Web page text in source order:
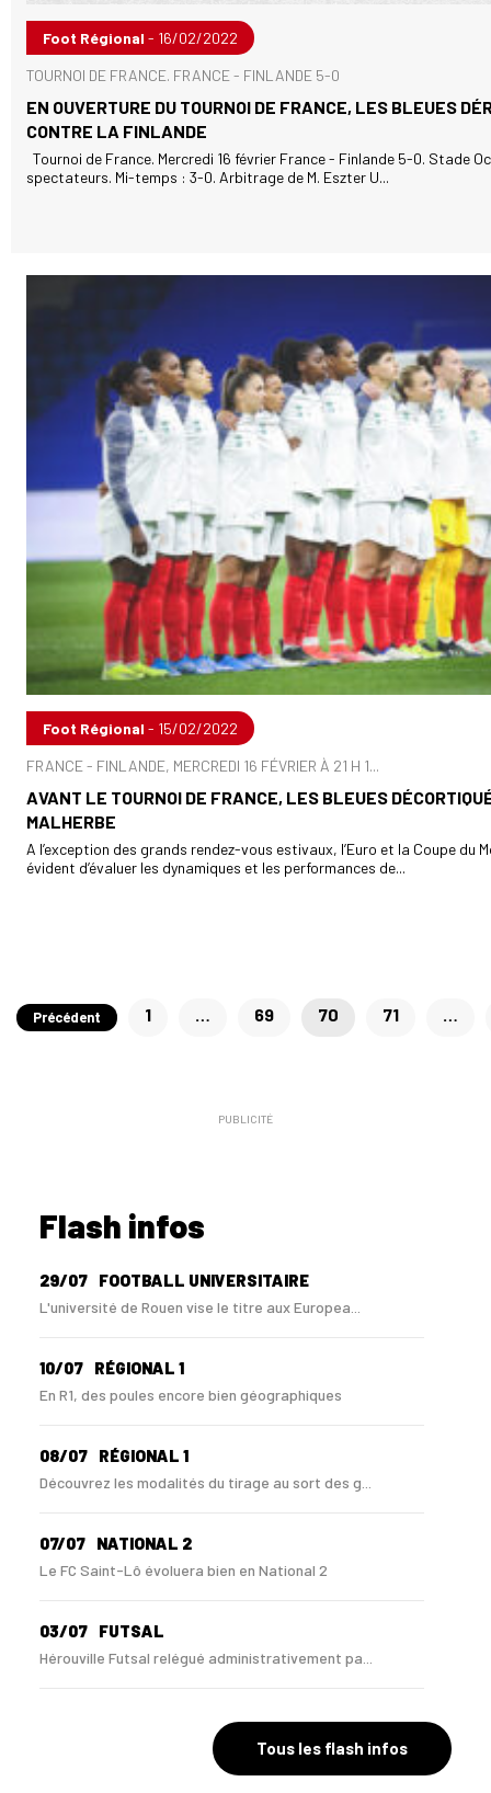
Foot Régional - 16/02/2022
TOURNOI DE FRANCE. FRANCE - FINLANDE 5-0
EN OUVERTURE DU TOURNOI DE FRANCE, LES BLEUES
CONTRE LA FINLANDE
Tournoi de France. Mercredi 16 février France - Finlande 5-0. Stade
spectateurs. Mi-temps : 3-0. Arbitrage de M. Eszter U...
Foot Régional - 15/02/2022
FRANCE - FINLANDE, MERCREDI 16 FÉVRIER À 21 H 1...
AVANT LE TOURNOI DE FRANCE, LES BLEUES
MALHERBE
A l’exception des grands rendez-vous estivaux, l’Euro et la Coupe du
évident d’évaluer les dynamiques et les performances de...
Pagination
Précédent 1 … 69 70 71 …
PUBLICITÉ
Flash infos
29/07 FOOTBALL UNIVERSITAIRE
L'université de Rouen vise le titre aux Europea...
10/07 RÉGIONAL 1
En R1, des poules encore bien géographiques
08/07 RÉGIONAL 1
Découvrez les modalités du tirage au sort des g...
07/07 NATIONAL 2
Le FC Saint-Lô évoluera bien en National 2
03/07 FUTSAL
Hérouville Futsal relégué administrativement pa...
Le Havre Caucriauville relégué en Régional 1 !
Tous les flash infos